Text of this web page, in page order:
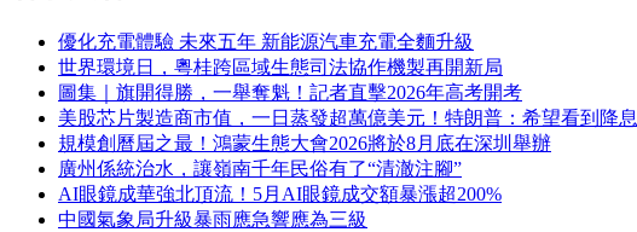
優化充電體驗 未來五年 新能源汽車充電全麵升級
世界環境日，粵桂跨區域生態司法協作機製再開新局
圖集｜旗開得勝，一舉奪魁！記者直擊2026年高考開考
美股芯片製造商市值，一日蒸發超萬億美元！特朗普：希望看到降息
規模創曆屆之最！鴻蒙生態大會2026將於8月底在深圳舉辦
廣州係統治水，讓嶺南千年民俗有了“清澈注腳”
AI眼鏡成華強北頂流！5月AI眼鏡成交額暴漲超200%
中國氣象局升級暴雨應急響應為三級